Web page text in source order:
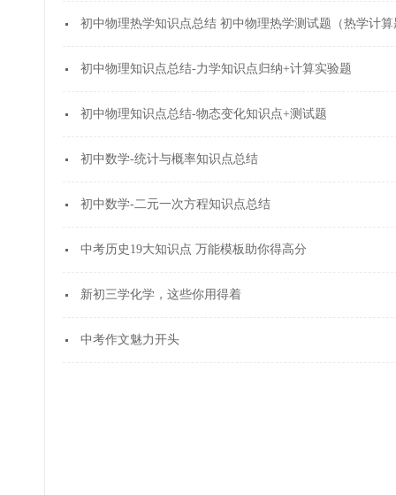
初中物理热学知识点总结 初中物理热学测试题（热学计
初中物理知识点总结-力学知识点归纳+计算实验题
初中物理知识点总结-物态变化知识点+测试题
初中数学-统计与概率知识点总结
初中数学-二元一次方程知识点总结
中考历史19大知识点 万能模板助你得高分
新初三学化学，这些你用得着
中考作文魅力开头